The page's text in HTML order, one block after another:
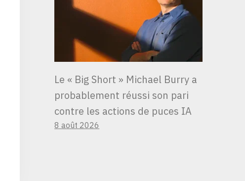
Le « Big Short » Michael Burry a
probablement réussi son pari
contre les actions de puces IA
8 août 2026